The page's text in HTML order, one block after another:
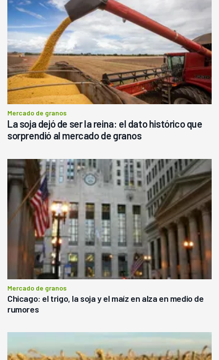
Mercado de granos
La soja dejó de ser la reina: el dato histórico que
sorprendió al mercado de granos
Mercado de granos
Chicago: el trigo, la soja y el maíz en alza en medio de
rumores